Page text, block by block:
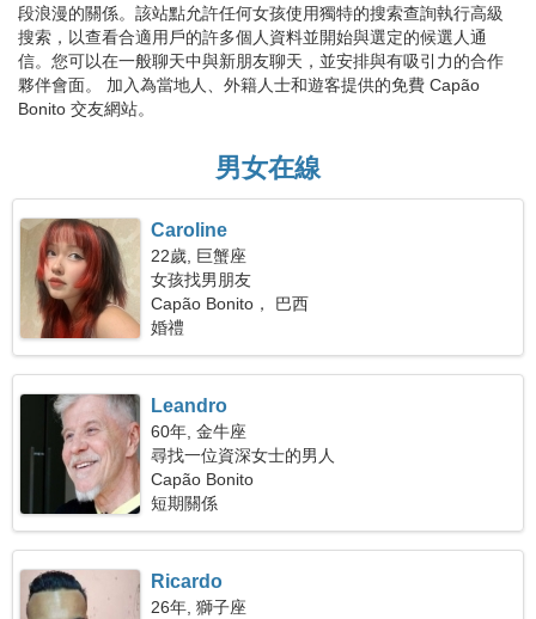
段浪漫的關係。該站點允許任何女孩使用獨特的搜索查詢執行高級
搜索，以查看合適用戶的許多個人資料並開始與選定的候選人通
信。您可以在一般聊天中與新朋友聊天，並安排與有吸引力的合作
夥伴會面。 加入為當地人、外籍人士和遊客提供的免費 Capão
Bonito 交友網站。
男女在線
Caroline
22歲, 巨蟹座
女孩找男朋友
Capão Bonito， 巴西
婚禮
Leandro
60年, 金牛座
尋找一位資深女士的男人
Capão Bonito
短期關係
Ricardo
26年, 獅子座